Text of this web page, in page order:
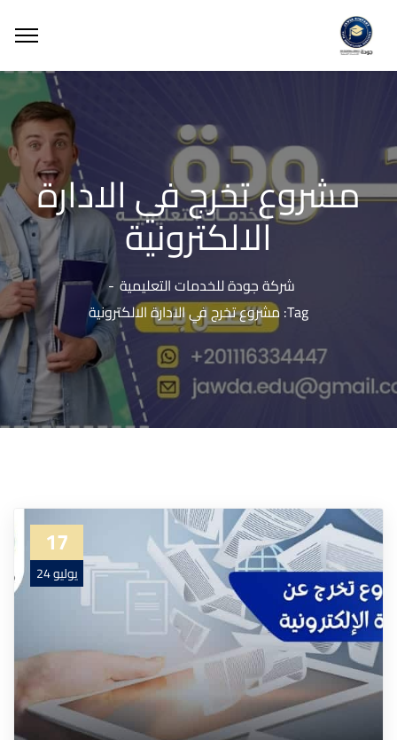
مشروع تخرج في الادارة
الالكترونية
شركة جودة للخدمات التعليمية
Tag: مشروع تخرج في الادارة الالكترونية
17
يوليو 24